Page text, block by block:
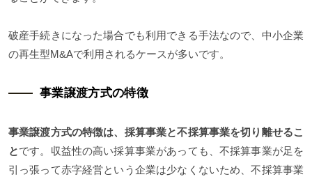
破産手続きになった場合でも利用できる手法なので、中小企業
の再生型M&Aで利用されるケースが多いです。
事業譲渡方式の特徴
事業譲渡方式の特徴は、採算事業と不採算事業を切り離せるこ
とです。収益性の高い採算事業があっても、不採算事業が足を
引っ張って赤字経営という企業は少なくないため、不採算事業